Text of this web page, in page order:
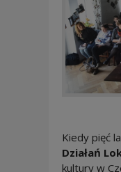
Kiedy pięć
Działań
kultury w